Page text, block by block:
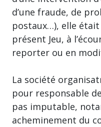
d’une fraude, de
postaux…), elle
présent Jeu, à
reporter ou en
La société
pour responsable
pas imputable,
acheminement du